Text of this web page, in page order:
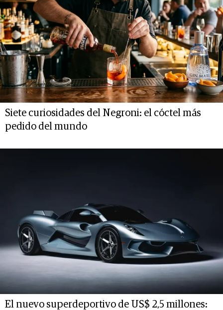
Siete curiosidades del Negroni: el cóctel más
pedido del mundo
El nuevo superdeportivo de US$ 2,5 millones: